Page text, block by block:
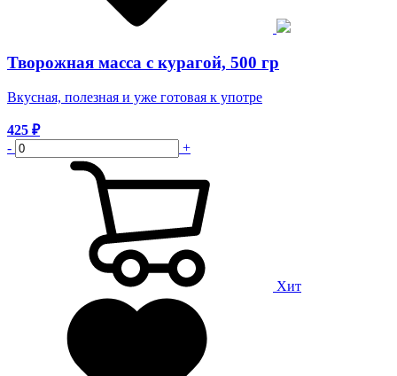
Творожная масса с курагой, 500 гр
Вкусная, полезная и уже готовая к употре
425 ₽
-
+
Хит